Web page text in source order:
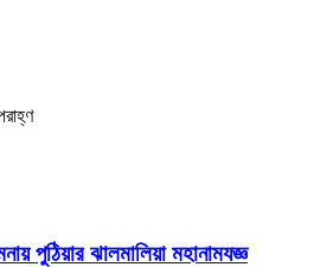
পুঠিয়ার ঝালমালিয়া মহানামযজ্ঞ